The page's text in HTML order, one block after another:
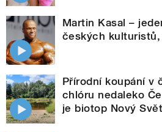
Martin Kasal –
českých
Přírodní koupání v
chlóru nedaleko
je biotop Nový